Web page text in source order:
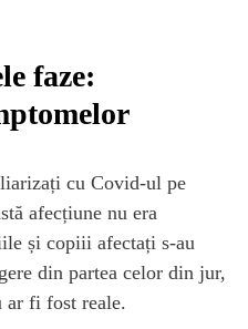
faze:
cu Covid-ul pe
afecțiune nu era
și copiii afectați s-au
din partea celor din jur,
ar fi fost reale.